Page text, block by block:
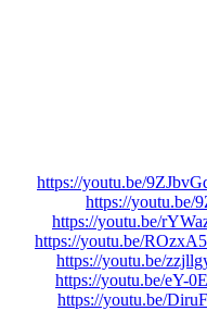
https://youtu.be/
https://youtu.be/
https://youtu.be/
https://youtu.be/
https://youtu.be/
https://youtu.be/eY-
https://youtu.be/